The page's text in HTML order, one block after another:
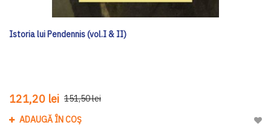
Istoria lui Pendennis (vol.I & II)
121,20 lei 151,50 lei
ADAUGĂ ÎN COȘ